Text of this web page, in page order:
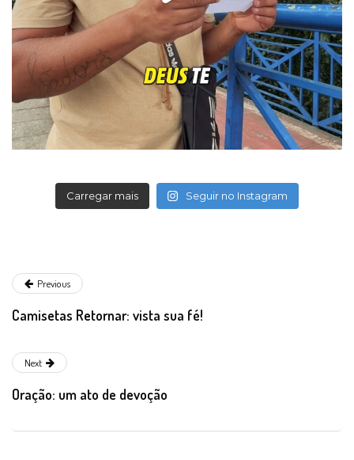
Carregar mais Seguir no Instagram
Previous
Camisetas Retornar: vista sua fé!
Next
Oração: um ato de devoção